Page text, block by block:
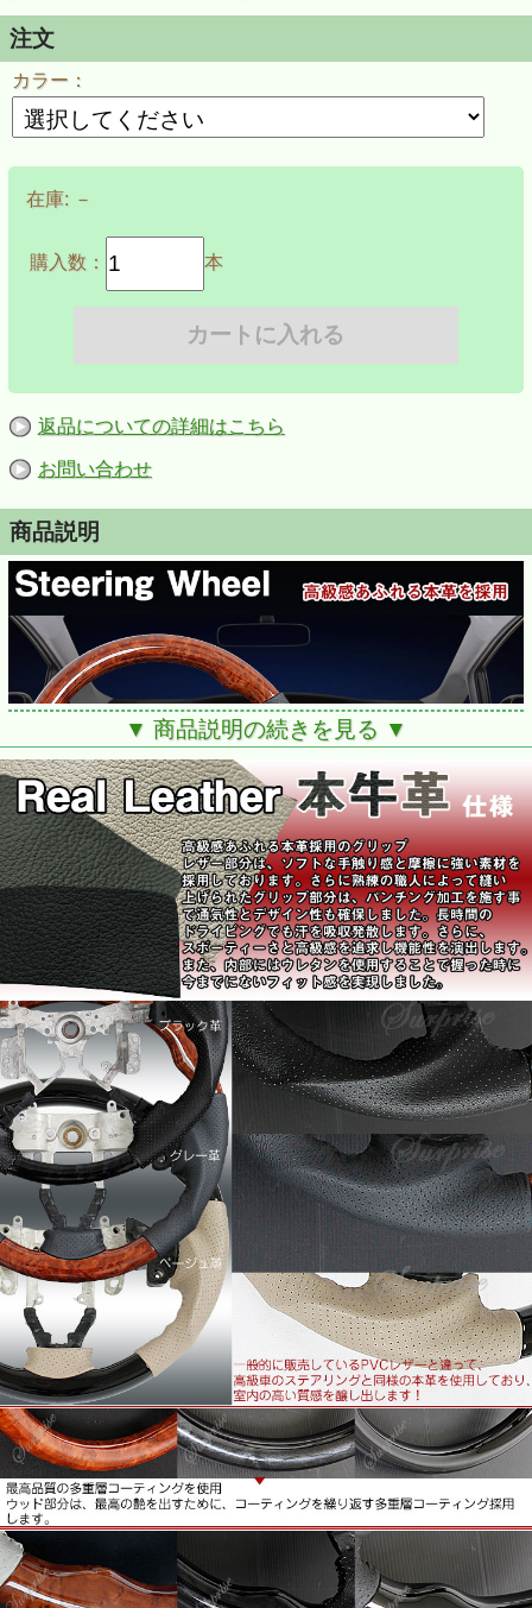
注文
カラー：
在庫: －
購入数： 本
返品についての詳細はこちら
お問い合わせ
商品説明
■適合車種：ワゴンRスティングレー
■適合年式：平成20年9月～平成24年8月
■高級感あふれる本革採用のグリップ
レザー部分は、ソフトな手触り感と摩擦に強い素材を採用し
ています。
さらに熟練の職人によって縫いあげられたグリップ部分は、
パンチング加工を施すことで通気性とデザイン性も確保しま
した。長時間のドライビングでも汗を吸収発散します。。
さらに、スポーティーさと高級感を追求し機能性を演出しま
す。。
また、内部にはウレタンを使用することで握った時に今まで
にないフィット感を実現しました
■最高品質の多重層コーティングを使用
ウッド部分は、最高の艶を出すために、コーティングを繰り
返す多重層コーティングを採用します。
今や高級車のステアリングに標準装備の「コブ付き」。
高級セダン純正ステアリングにも似たコブを施し、安全性を
追求、グリップフィールを向上させています。。
■高級車のステアリングでは標準装備されているグリップホ
ールド
ステアリング裏面には、指が納まる窪みを施し滑りを抑えま
す。手指をリアルに捉えるホールドかんと操作性を確保しま
す。
■純正エアバッグをそのまま使用可能。
今お使いの純正エアバッグがそのままご使用いただけますの
で、今までのエアバッグ機能を犠牲にすることがありませ
ん。
またオーディオスイッチ、クルーズコントロールの付いた車
両もスイッチ類はそのまま純正をご使用いただけます。
▼ 商品説明の続きを見る ▼